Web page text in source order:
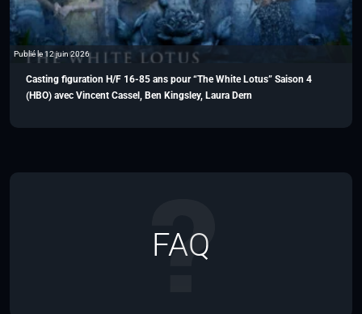
Publié le 12 juin 2026
Casting figuration H/F 16-85 ans pour “The White Lotus” Saison 4
(HBO) avec Vincent Cassel, Ben Kingsley, Laura Dern
FAQ